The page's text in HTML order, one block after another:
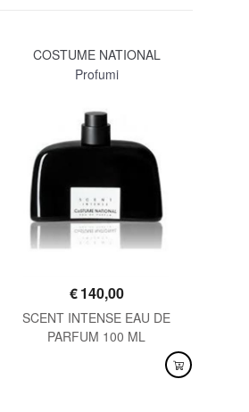
COSTUME NATIONAL
Profumi
€140,00
SCENT INTENSE EAU DE
PARFUM 100 ML